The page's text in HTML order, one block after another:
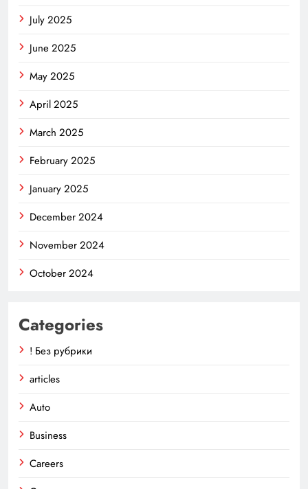
July 2025
June 2025
May 2025
April 2025
March 2025
February 2025
January 2025
December 2024
November 2024
October 2024
Categories
! Без рубрики
articles
Auto
Business
Careers